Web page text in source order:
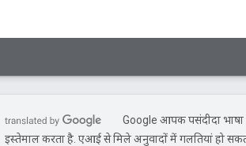
Google आपकी पसंदीदा
इस्तेमाल करता है. एआई से मिले अनुवादों में गलतियां हो